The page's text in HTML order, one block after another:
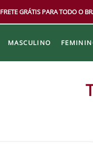
FRETE GRÁTIS PARA TODO O
MASCULINO